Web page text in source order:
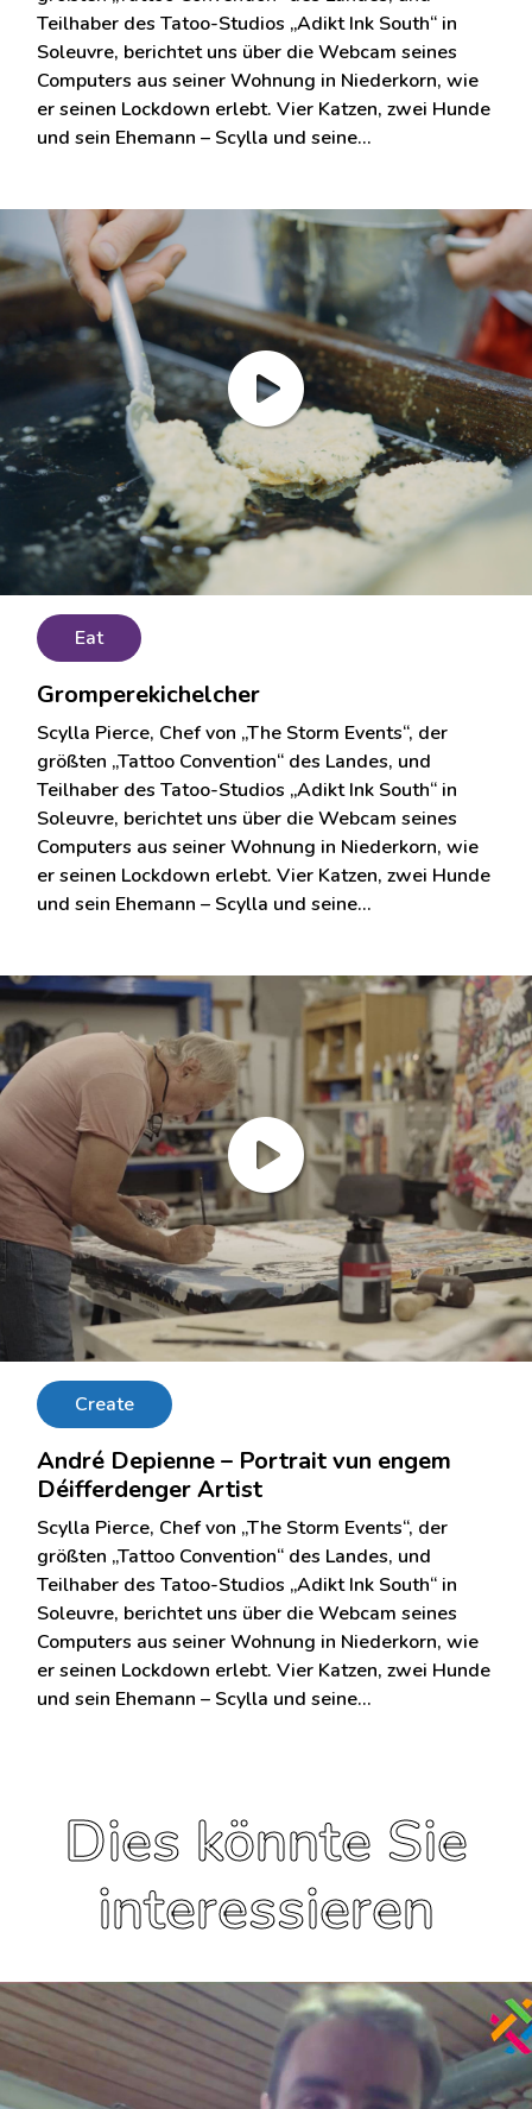
Teilhaber des Tatoo-Studios „Adikt Ink South“ in
Soleuvre, berichtet uns über die Webcam seines
Computers aus seiner Wohnung in Niederkorn, wie
er seinen Lockdown erlebt. Vier Katzen, zwei Hunde
und sein Ehemann – Scylla und seine…
Eat
Gromperekichelcher
Scylla Pierce, Chef von „The Storm Events“, der
größten „Tattoo Convention“ des Landes, und
Teilhaber des Tatoo-Studios „Adikt Ink South“ in
Soleuvre, berichtet uns über die Webcam seines
Computers aus seiner Wohnung in Niederkorn, wie
er seinen Lockdown erlebt. Vier Katzen, zwei Hunde
und sein Ehemann – Scylla und seine…
Create
André Depienne – Portrait vun engem
Déifferdenger Artist
Scylla Pierce, Chef von „The Storm Events“, der
größten „Tattoo Convention“ des Landes, und
Teilhaber des Tatoo-Studios „Adikt Ink South“ in
Soleuvre, berichtet uns über die Webcam seines
Computers aus seiner Wohnung in Niederkorn, wie
er seinen Lockdown erlebt. Vier Katzen, zwei Hunde
und sein Ehemann – Scylla und seine…
Dies könnte Sie
interessieren